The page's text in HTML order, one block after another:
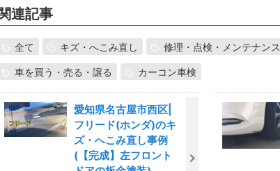
関連記事
全て キズ・へこみ直し 修理・点検・メンテナンス
車を買う・売る・譲る カーコン車検
愛知県名古屋市西区|
フリード(ホンダ)のキ
ズ・へこみ直し事例
(【完成】左フロント